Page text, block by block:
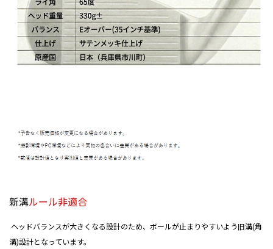
新溝ルール非適合
ヘッドバランスが大きくなる設計のため、ボールが止まりやすいよう旧溝(角
溝)設計となっています。